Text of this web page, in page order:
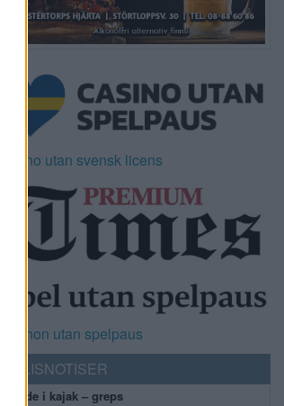
Casino utan svensk licens
Casinon utan spelpaus
POLISNOTISER
Flydde i kajak – greps